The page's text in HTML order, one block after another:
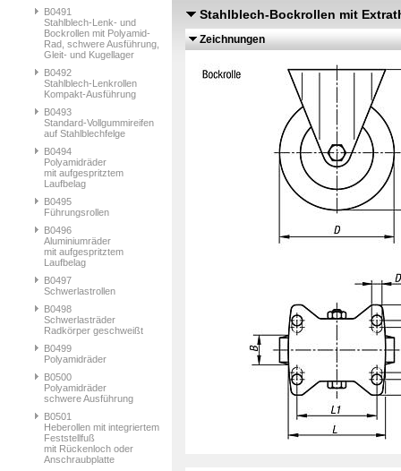
B0491
Stahlblech-Lenk- und
Bockrollen mit Polyamid-
Rad, schwere Ausführung,
Gleit- und Kugellager
B0492
Stahlblech-Lenkrollen
Kompakt-Ausführung
B0493
Standard-Vollgummireifen
auf Stahlblechfelge
B0494
Polyamidräder
mit aufgespritztem
Laufbelag
B0495
Führungsrollen
B0496
Aluminiumräder
mit aufgespritztem
Laufbelag
B0497
Schwerlastrollen
B0498
Schwerlasträder
Radkörper geschweißt
B0499
Polyamidräder
B0500
Polyamidräder
schwere Ausführung
B0501
Heberollen mit integriertem
Feststellfuß
mit Rückenloch oder
Anschraubplatte
Stahlblech-Bockrollen mit
Zeichnungen